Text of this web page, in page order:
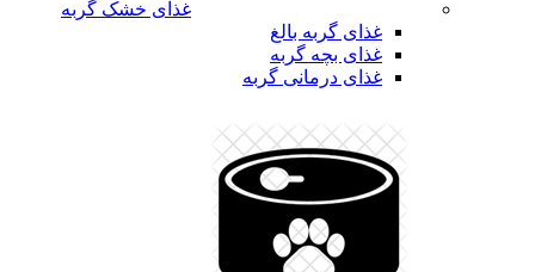
غذای خشک گربه
غذای گربه بالغ
غذای بچه گربه
غذای درمانی گربه